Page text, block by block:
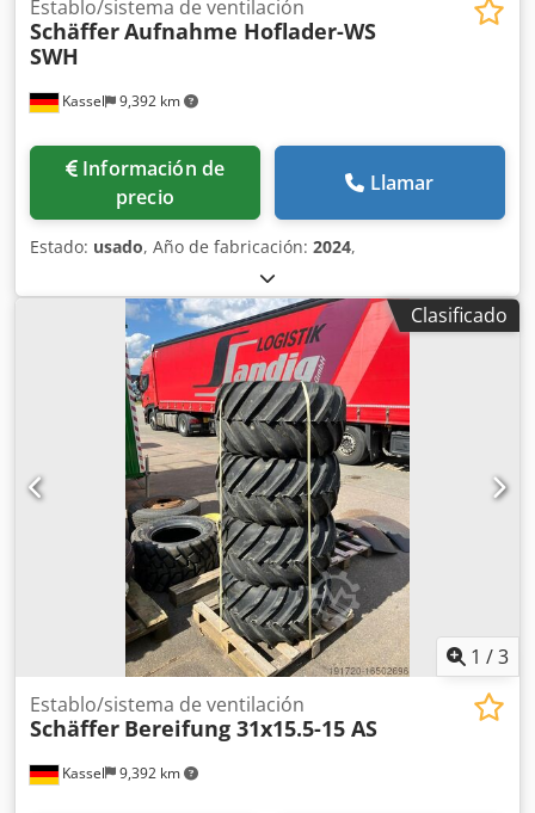
Kassel 9,392 km
Establo/sistema de ventilación
SchäfferAufnahme Hoflader-WS
SWH
Información de
precio
Llamar
Estado: usado, Año de fabricación: 2024,
Clasificado
1 /3
Kassel 9,392 km
Establo/sistema de ventilación
Schäffer Bereifung 31x15.5-15 AS